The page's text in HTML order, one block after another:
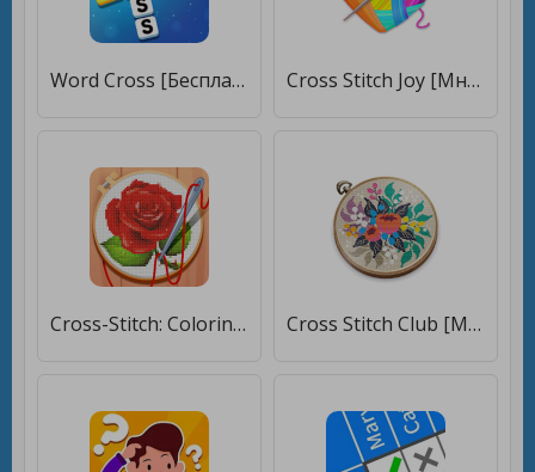
Word Cross [Бесплатные покупки] Cross Stitch Joy [Много денег]
Cross-Stitch: Coloring Book [Бесплатные покупки] Cross Stitch Club [Много денег]